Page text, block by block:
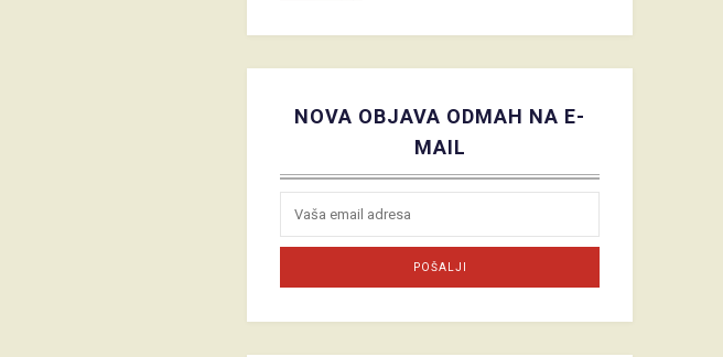
NOVA OBJAVA ODMAH NA E-
MAIL